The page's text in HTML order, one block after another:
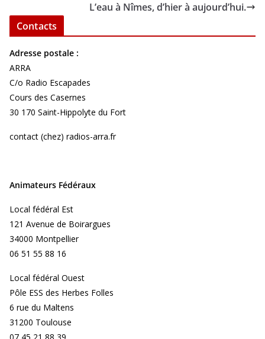
L’eau à Nîmes, d’hier à aujourd’hui.
Contacts
Adresse postale :
ARRA
C/o Radio Escapades
Cours des Casernes
30 170 Saint-Hippolyte du Fort
contact (chez) radios-arra.fr
Animateurs Fédéraux
Local fédéral Est
121 Avenue de Boirargues
34000 Montpellier
06 51 55 88 16
Local fédéral Ouest
Pôle ESS des Herbes Folles
6 rue du Maltens
31200 Toulouse